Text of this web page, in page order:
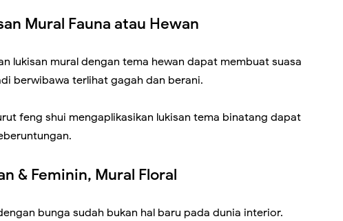
Mural Fauna atau Hewan
lukisan mural dengan tema hewan dapat membuat suasa
berwibawa terlihat gagah dan berani.
feng shui mengaplikasikan lukisan tema binatang dapat
& Feminin, Mural Floral
bunga sudah bukan hal baru pada dunia interior.